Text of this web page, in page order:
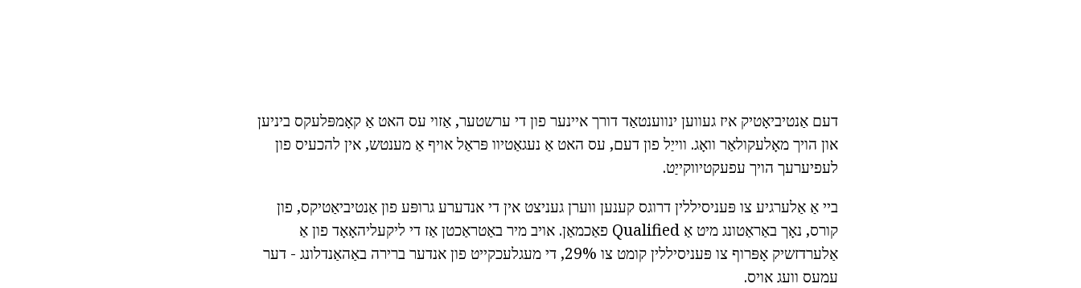
דעם אַנטיביאָטיק איז געווען ינווענטאַד דורך איינער פון די ערשטער, אַזוי עס האט אַ קאָמפּלעקס ביניען
און הויך מאָלעקולאַר וואָג. ווייַל פון דעם, עס האט אַ נעגאַטיוו פּראַל אויף אַ מענטש, אין להכעיס פון
לעפיערעך הויך עפעקטיווקייַט.
ביי אַ אַלערגיע צו פּעניסיללין דרוגס קענען ווערן געניצט אין די אנדערע גרופּע פון אַנטיביאַטיקס, פון
קורס, נאָך באַראַטונג מיט אַ Qualified פאַכמאַן. אויב מיר באַטראַכטן אַז די ליקעליהאָאָד פון אַ
אַלערדזשיק אָפּרוף צו פּעניסיללין קומט צו 29%, די מעגלעכקייט פון אנדער ברירה באַהאַנדלונג - דער
עמעס וועג אויס.